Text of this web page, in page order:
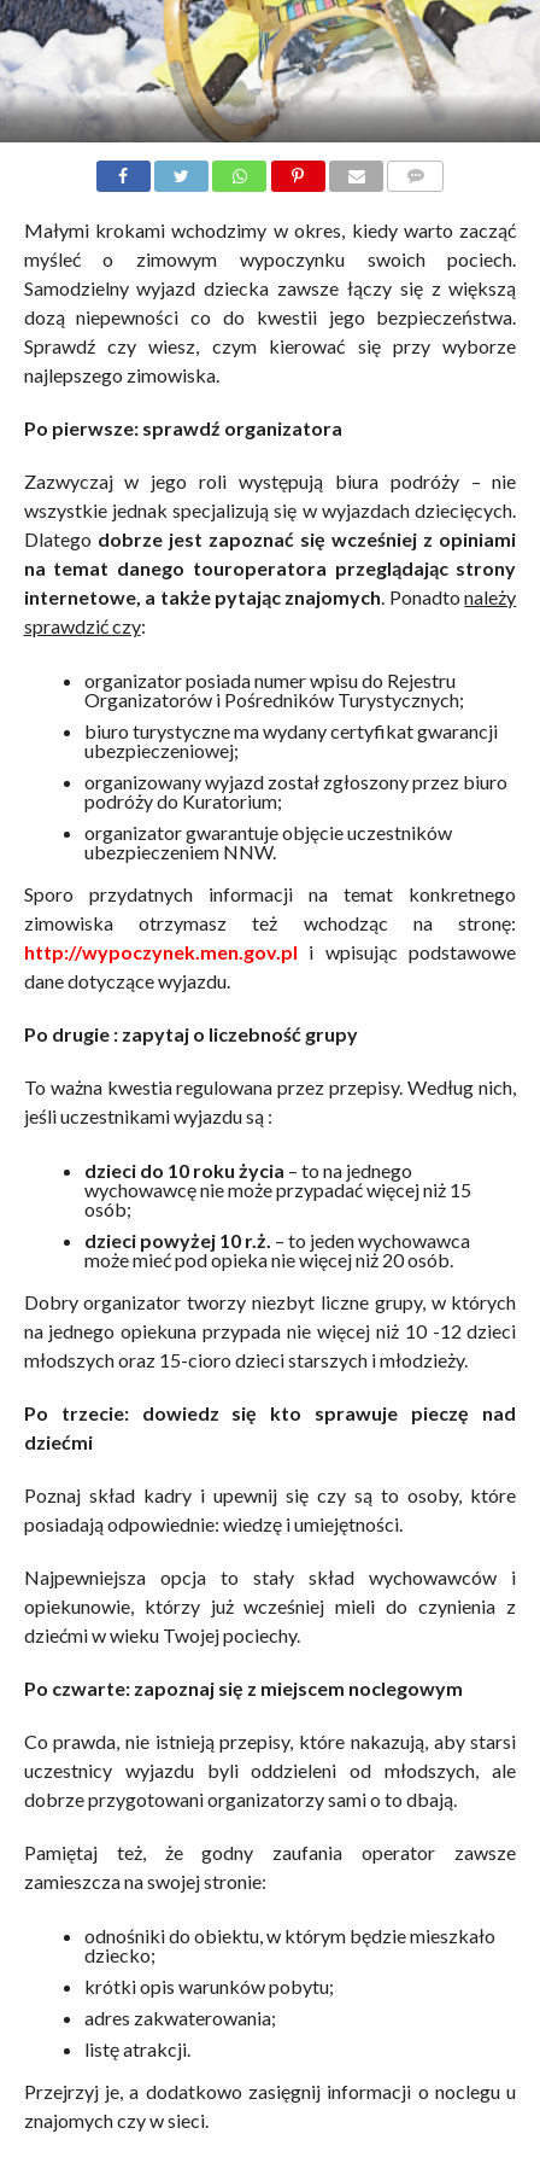
Małymi krokami wchodzimy w okres, kiedy warto zacząć
myśleć o zimowym wypoczynku swoich pociech.
Samodzielny wyjazd dziecka zawsze łączy się z większą
dozą niepewności co do kwestii jego bezpieczeństwa.
Sprawdź czy wiesz, czym kierować się przy wyborze
najlepszego zimowiska.
Po pierwsze: sprawdź organizatora
Zazwyczaj w jego roli występują biura podróży – nie
wszystkie jednak specjalizują się w wyjazdach dziecięcych.
Dlatego dobrze jest zapoznać się wcześniej z opiniami
na temat danego touroperatora przeglądając strony
internetowe, a także pytając znajomych . Ponadtonależy
sprawdzić czy:
organizator posiada numer wpisu do Rejestru
Organizatorów i Pośredników Turystycznych;
biuro turystyczne ma wydany certyfikat gwarancji
ubezpieczeniowej;
organizowany wyjazd został zgłoszony przez biuro
podróży do Kuratorium;
organizator gwarantuje objęcie uczestników
ubezpieczeniem NNW.
Sporo przydatnych informacji na temat konkretnego
zimowiska otrzymasz też wchodząc na stronę:
http://wypoczynek.men.gov.pl i wpisując podstawowe
dane dotyczące wyjazdu.
Po drugie : zapytaj o liczebność grupy
To ważna kwestia regulowana przez przepisy. Według nich,
jeśli uczestnikami wyjazdu są :
dzieci do 10 roku życia – to na jednego
wychowawcę nie może przypadać więcej niż 15
osób;
dzieci powyżej 10 r.ż. – to jeden wychowawca
może mieć pod opieka nie więcej niż 20 osób.
Dobry organizator tworzy niezbyt liczne grupy, w których
na jednego opiekuna przypada nie więcej niż 10 -12 dzieci
młodszych oraz 15-cioro dzieci starszych i młodzieży.
Po trzecie: dowiedz się kto sprawuje pieczę nad
dziećmi
Poznaj skład kadry i upewnij się czy są to osoby, które
posiadają odpowiednie: wiedzę i umiejętności.
Najpewniejsza opcja to stały skład wychowawców i
opiekunowie, którzy już wcześniej mieli do czynienia z
dziećmi w wieku Twojej pociechy.
Po czwarte: zapoznaj się z miejscem noclegowym
Co prawda, nie istnieją przepisy, które nakazują, aby starsi
uczestnicy wyjazdu byli oddzieleni od młodszych, ale
dobrze przygotowani organizatorzy sami o to dbają.
Pamiętaj też, że godny zaufania operator zawsze
zamieszcza na swojej stronie:
odnośniki do obiektu, w którym będzie mieszkało
dziecko;
krótki opis warunków pobytu;
adres zakwaterowania;
listę atrakcji.
Przejrzyj je, a dodatkowo zasięgnij informacji o noclegu u
znajomych czy w sieci.